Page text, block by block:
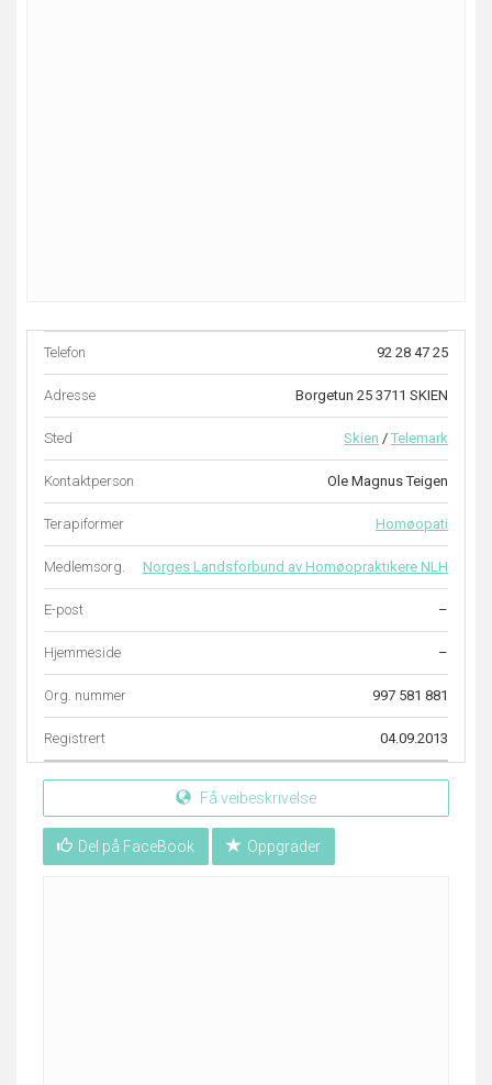
Telefon 92 28 47 25
Adresse Borgetun 25 3711 SKIEN
Sted Skien / Telemark
Kontaktperson Ole Magnus Teigen
Terapiformer Homøopati
Medlemsorg. Norges Landsforbund av Homøopraktikere NLH
E-post –
Hjemmeside –
Org. nummer 997 581 881
Registrert 04.09.2013
Få veibeskrivelse
Del på FaceBook Oppgrader